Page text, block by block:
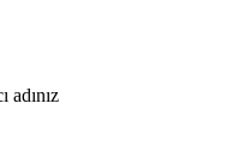
adınız